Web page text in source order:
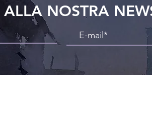
ALLA NOSTRA